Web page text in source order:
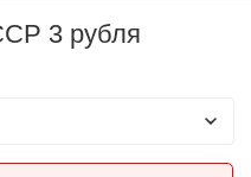
3 рубля